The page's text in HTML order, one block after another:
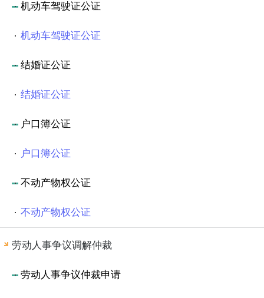
机动车驾驶证公证
机动车驾驶证公证
结婚证公证
结婚证公证
户口簿公证
户口簿公证
不动产物权公证
不动产物权公证
劳动人事争议调解仲裁
劳动人事争议仲裁申请